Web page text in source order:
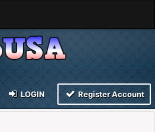
LOGIN Register Account